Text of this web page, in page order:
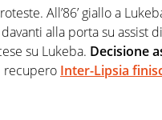
All’86’ giallo a
alla porta su assist
su Lukeba. Decisione
recupero Inter-Lipsia